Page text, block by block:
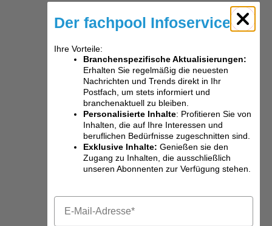
Der fachpool Infoservice
Ihre Vorteile:
Branchenspezifische Aktualisierungen:
Erhalten Sie regelmäßig die neuesten
Nachrichten und Trends direkt in Ihr
Postfach, um stets informiert und
branchenaktuell zu bleiben.
Personalisierte Inhalte: Profitieren Sie von
Inhalten, die auf Ihre Interessen und
beruflichen Bedürfnisse zugeschnitten sind.
Exklusive Inhalte: Genießen sie den
Zugang zu Inhalten, die ausschließlich
unseren Abonnenten zur Verfügung stehen.